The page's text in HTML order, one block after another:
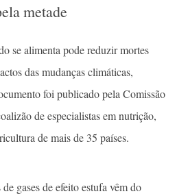
metade
se alimenta pode reduzir mortes
das mudanças climáticas,
foi publicado pela Comissão
de especialistas em nutrição,
de mais de 35 países.
gases de efeito estufa vêm do